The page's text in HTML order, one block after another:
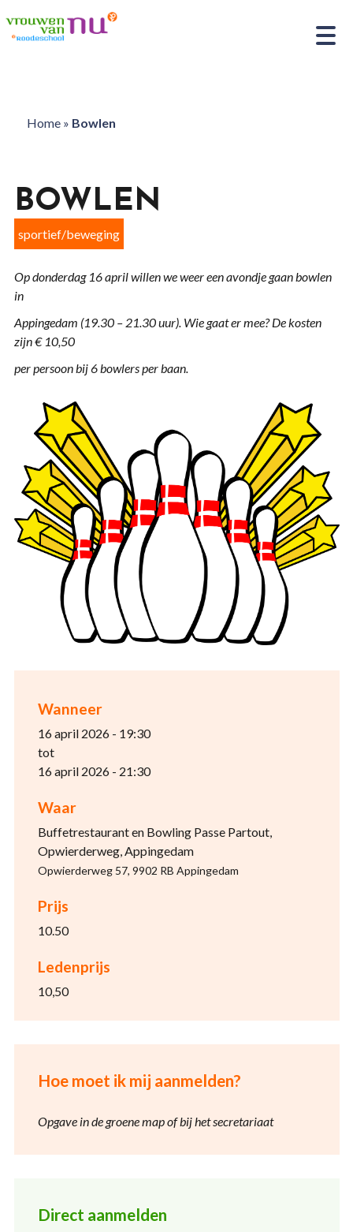
Home» Bowlen
Wanneer
16 april 2026 - 19:30
tot
16 april 2026 - 21:30
Waar
Buffetrestaurant en Bowling Passe Partout,
Opwierderweg, Appingedam
Opwierderweg 57, 9902 RB Appingedam
Prijs
10.50
Ledenprijs
10,50
Hoe moet ik mij aanmelden?
Opgave in de groene map of bij hetsecretariaat
Direct aanmelden
BOWLEN
sportief/beweging
Op donderdag 16 april willen we weer een avondje gaan bowlen
in
Appingedam (19.30 – 21.30 uur). Wie gaat er mee? De kosten
zijn € 10,50
per persoon bij 6 bowlers per baan.